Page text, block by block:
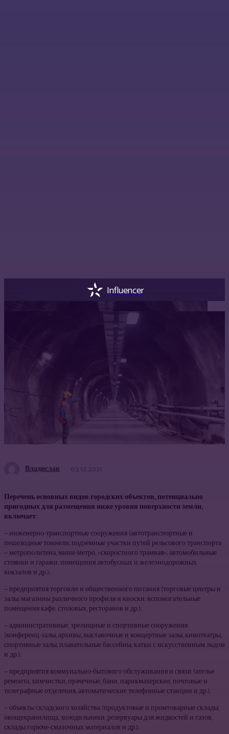
Influencer
Владислав
Перечень основных видов городских объектов, потенциально
пригодных для размещения ниже уровня поверхности земли,
включает:
— инженерно-транспортные сооружения (автотранспортные и
пешеходные тоннели; подземные участки путей рельсового транспорта
— метрополитена, мини-метро, «скоростного трамвая»; автомобильные
стоянки и гаражи; помещения автобусных и железнодорожных
вокзалов и др.);
— предприятия торговли и общественного питания (торговые центры и
залы; магазины различного профиля и киоски; вспомогательные
помещения кафе, столовых, ресторанов и др.);
— административные, зрелищные и спортивные сооружения
(конференц-залы, архивы, выставочные и концертные залы, кинотеатры,
спортивные залы, плавательные бассейны, катки с искусственным льдом
и др.);
— предприятия коммунально-бытового обслуживания и связи (ателье
ремонта, химчистки, прачечные, бани, парикмахерские, почтовые и
телеграфные отделения, автоматические телефонные станции и др.);
— объекты складского хозяйства (продуктовые и промтоварные склады,
овощехранилища, холодильники, резервуары для жидкостей и газов,
склады горюче-смазочных материалов и др.);